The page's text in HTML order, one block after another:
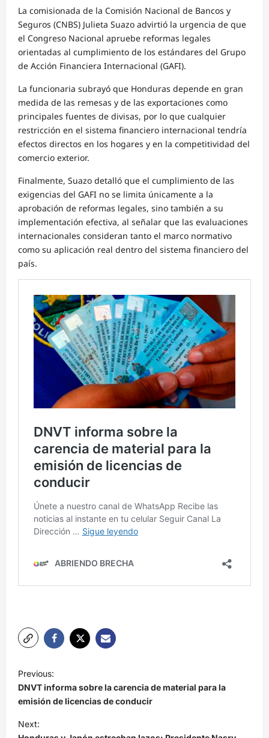
La comisionada de la Comisión Nacional de Bancos y
Seguros (CNBS) Julieta Suazo advirtió la urgencia de que
el Congreso Nacional apruebe reformas legales
orientadas al cumplimiento de los estándares del Grupo
de Acción Financiera Internacional (GAFI).
La funcionaria subrayó que Honduras depende en gran
medida de las remesas y de las exportaciones como
principales fuentes de divisas, por lo que cualquier
restricción en el sistema financiero internacional tendría
efectos directos en los hogares y en la competitividad del
comercio exterior.
Finalmente, Suazo detalló que el cumplimiento de las
exigencias del GAFI no se limita únicamente a la
aprobación de reformas legales, sino también a su
implementación efectiva, al señalar que las evaluaciones
internacionales consideran tanto el marco normativo
como su aplicación real dentro del sistema financiero del
país.
N
a
v
e
Previous:
DNVT informa sobre la carencia de material para la
emisión de licencias de conducir
Next: